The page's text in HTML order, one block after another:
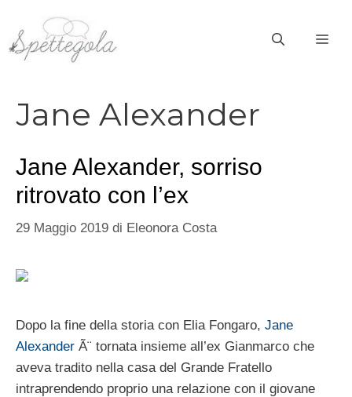
contenuto
Jane Alexander
Jane Alexander, sorriso
ritrovato con l’ex
29 Maggio 2019 di Eleonora Costa
Dopo la fine della storia con Elia Fongaro, Jane
Alexander Ã¨ tornata insieme all’ex Gianmarco che
aveva tradito nella casa del Grande Fratello
intraprendendo proprio una relazione con il giovane